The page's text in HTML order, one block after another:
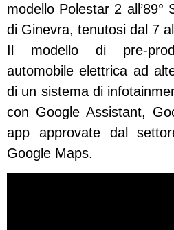
modello Polestar 2 all’89°
di Ginevra, tenutosi dal 7
Il modello di pre-
automobile elettrica ad
di un sistema di
con Google Assistant,
app approvate dal
Google Maps.